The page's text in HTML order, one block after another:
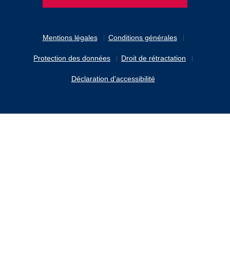
Mentions légales Conditions générales
Protection des données Droit de rétractation
Déclaration d'accessibilité